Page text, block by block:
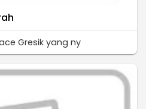
Gresik yang ny